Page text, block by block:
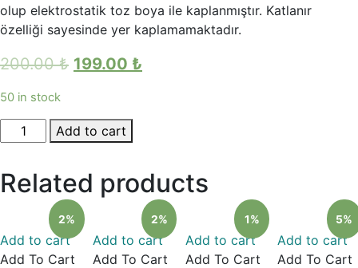
olup elektrostatik toz boya ile kaplanmıştır. Katlanır
özelliği sayesinde yer kaplamamaktadır.
200.00₺ 199.00 ₺
50 in stock
Katlanabilir
Kamp
(Balıkçı
Taburesi)
quantity
Add to cart
Related products
2%
Add to cart
Add To Cart
2%
Add to cart
Add To Cart
1%
Add to cart
Add To Cart
5%
Add to cart
Add To Cart